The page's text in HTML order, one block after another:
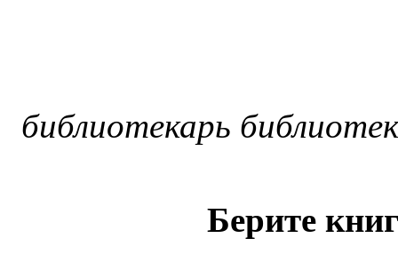
библиотекарь
Берите